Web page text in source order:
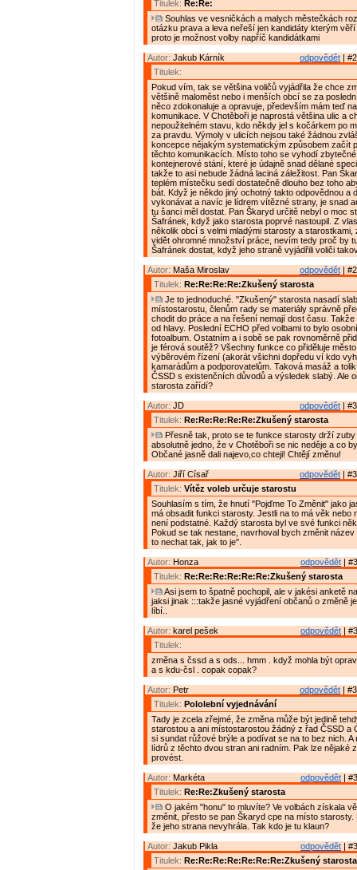
Titulek: Re:Re:
Souhlas ve vesničkách a malych městečkách
otázku prava a leva neřeší jen kandidáty kterým
proto je možnost volby napříč kandidátkami
odpovědět |
Autor: Jakub Kárník
Titulek:
Pokud vím, tak se většina voličů vyjádřila že chce
většině maloměst nebo i menších obcí se za
něco zdokonaluje a opravuje, především mám teď
komunikace. V Chotěboři je naprostá většina ulic a
nepoužitelném stavu, kdo někdy jel s kočárkem po
za pravdu. Výmoly v ulicích nejsou také žádnou
koncepce nějakým systematickým způsobem začít
těchto komunikacích. Místo toho se vyhodí
kontejnerové stání, které je údajně snad dělané
takže to asi nebude žádná laciná záležitost. Pan
teplém místečku sedí dostatečně dlouho bez toho
bát. Když je někdo jiný ochotný takto odpovědnou a
vykonávat a navíc je lídrem vítězné strany, je snad
tu šanci měl dostat. Pan Škaryd určitě nebyl o moc
Šafránek, když jako starosta poprvé nastoupil. Z
několik obcí s velmi mladými starosty a starostkami,
vidět ohromné množství práce, nevím tedy proč by
Šafránek dostat, když jeho straně vyjádřili voliči
odpovědět |
Autor: Maša Miroslav
Titulek: Re:Re:Re:Re:Zkušený starosta
Je to jednoduché. "Zkušený" starosta nasadí
místostarostu, členům rady se materiály správně
chodit do práce a na řešení nemají dost času.
od hlavy. Poslední ECHO před volbami to bylo
fotoalbum. Ostatním a i sobě se pak rovnoměrně
je férová soutěž? Všechny funkce co přiděluje
výběrovém řízení (akorát všichni dopředu ví kdo
kamarádům a podporovatelům. Taková masáž a
ČSSD s existenčních důvodů a výsledek slabý. Ale
starosta zařídí?
odpovědět |
Autor: JD
Titulek: Re:Re:Re:Re:Re:Zkušený starosta
Přesně tak, proto se te funkce starosty drží zuby
absolutně jedno, že v Chotěboři se nic neděje a co
Občané jasně dali najevo,co chteji! Chtějí změnu!
odpovědět |
Autor: Jiří Císař
Titulek: Vítěz voleb určuje starostu
Souhlasím s tím, že hnutí "Pojďme To Změnit" jako
má obsadit funkci starosty. Jestli na to má věk nebo
není podstatné. Každý starosta byl ve své funkci
Pokud se tak nestane, navrhoval bych změnit název
to nechat tak, jak to je".
odpovědět |
Autor: Honza
Titulek: Re:Re:Re:Re:Re:Re:Zkušený starosta
Asi jsem to špatně pochopil, ale v jakési anketě
jaksi jinak :::takže jasné vyjádření občanů o změně
líbí..
odpovědět |
Autor: karel pešek
Titulek:
změna s čssd a s ods... hmm . když mohla být
a s kdu-čsl . copak copak?
odpovědět |
Autor: Petr
Titulek: Pololební vyjednávání
Tady je zcela zřejmé, že změna může být jedině
starostou a ani místostarostou žádný z řad ČSSD a
si sundat růžové brýle a podívat se na to bez nich. A
lídrů z těchto dvou stran ani radním. Pak lze nějaké
provést.
odpovědět |
Autor: Markéta
Titulek: Re:Re:Zkušený starosta
O jakém "honu" to mluvíte? Ve volbách získala
změnit, přesto se pan Škaryd cpe na místo starosty.
že jeho strana nevyhrála. Tak kdo je tu klaun?
odpovědět |
Autor: Jakub Pikla
Titulek: Re:Re:Re:Re:Re:Re:Re:Zkušený starosta